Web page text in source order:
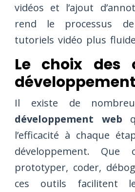
vidéos et l’ajout
rend le processus
tutoriels vidéo plus
Le choix des
Il existe de
développement web
l’efficacité à chaque
développement.
prototyper, coder,
ces outils facilitent